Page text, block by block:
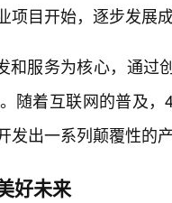
项目开始，逐步发展
和服务为核心，通过
随着互联网的普及
发出一系列颠覆性的
好未来